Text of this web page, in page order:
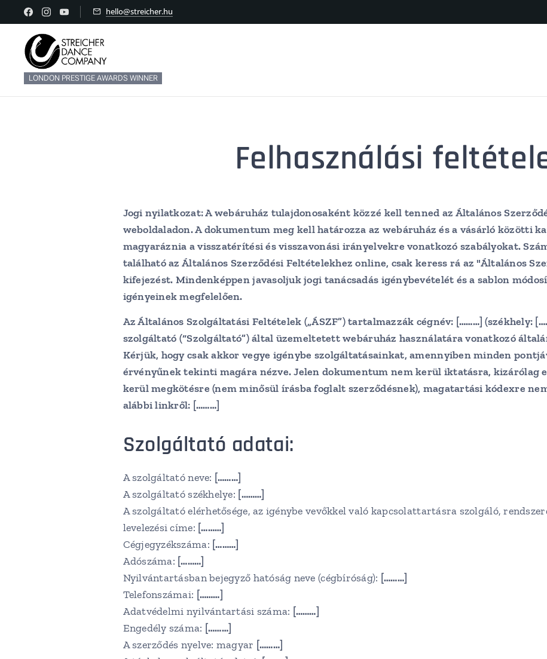
hello@streicher.hu
LONDON PRESTIGE AWARDS WINNER
Felhasználási
Jogi nyilatkozat: A webáruház tulajdonosaként közzé kell tenned az Általános
weboldaladon. A dokumentum meg kell határozza az webáruház és a vásárló közötti
magyaráznia a visszatérítési és visszavonási irányelvekre vonatkozó szabályokat.
található az Általános Szerződési Feltételekhez online, csak keress rá az "Általános
kifejezést. Mindenképpen javasoljuk jogi tanácsadás igénybevételét és a sablon
igényeinek megfelelően.
Az Általános Szolgáltatási Feltételek („ÁSZF”) tartalmazzák cégnév: [………] (székhely:
szolgáltató (“Szolgáltató”) által üzemeltetett webáruház használatára vonatkozó
Kérjük, hogy csak akkor vegye igénybe szolgáltatásainkat, amennyiben minden
érvényűnek tekinti magára nézve. Jelen dokumentum nem kerül iktatásra, kizárólag
kerül megkötésre (nem minősül írásba foglalt szerződésnek), magatartási kódexre
alábbi linkről: [………]
Szolgáltató adatai:
A szolgáltató neve: [………]
A szolgáltató székhelye: [………]
A szolgáltató elérhetősége, az igénybe vevőkkel való kapcsolattartásra szolgáló,
levelezési címe: [………]
Cégjegyzékszáma: [………]
Adószáma: [………]
Nyilvántartásban bejegyző hatóság neve (cégbíróság): [………]
Telefonszámai: [………]
Adatvédelmi nyilvántartási száma: [………]
Engedély száma: [………]
A szerződés nyelve: magyar [………]